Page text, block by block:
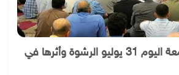
موضوع خطبة الجمعة اليوم 31 يوليو الرشوة وأثرها في